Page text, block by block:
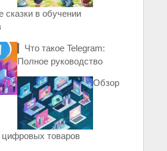
сказки в обучении
▎Что такое Telegram:
Полное руководство
Обзор
цифровых товаров